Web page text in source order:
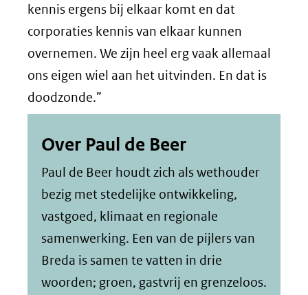
kennis ergens bij elkaar komt en dat
corporaties kennis van elkaar kunnen
overnemen. We zijn heel erg vaak allemaal
ons eigen wiel aan het uitvinden. En dat is
doodzonde.”
Over Paul de Beer
Paul de Beer houdt zich als wethouder
bezig met stedelijke ontwikkeling,
vastgoed, klimaat en regionale
samenwerking. Een van de pijlers van
Breda is samen te vatten in drie
woorden; groen, gastvrij en grenzeloos.